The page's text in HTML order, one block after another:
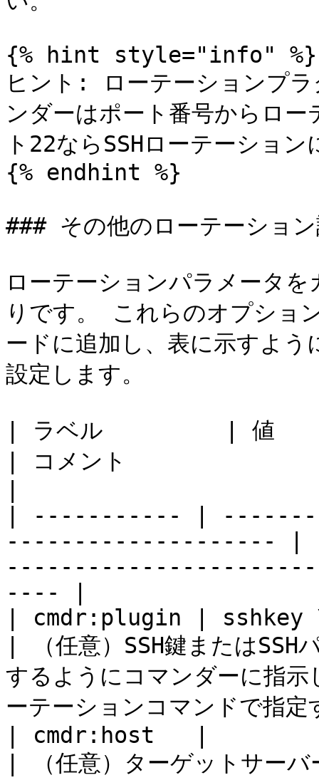
{% hint style="info" %}
ヒント: ローテーションプラ
ンダーはポート番号からロ
ト22ならSSHローテーショ
{% endhint %}
### その他のローテーショ
ローテーションパラメータ
りです。 これらのオプショ
ードに追加し、表に示すよ
設定します。
| ラベル         | 値
| コメント
| ----------- |
-------------------- |
---- |
| cmdr:plugin |
| （任意）SSH鍵またはSSH
するようにコマンダーに指
ーテーションコマンドで指
| cmdr:host   |
| （任意）ターゲットサー